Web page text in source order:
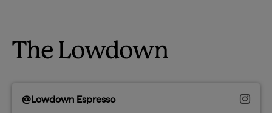
The Lowdown
@Lowdown Espresso